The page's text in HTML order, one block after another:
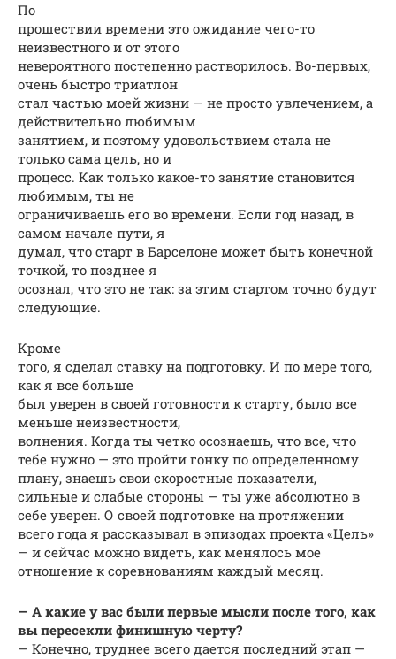
По
прошествии времени это ожидание чего-то
неизвестного и от этого
невероятного постепенно растворилось. Во-первых,
очень быстро триатлон
стал частью моей жизни — не просто увлечением, а
действительно любимым
занятием, и поэтому удовольствием стала не
только сама цель, но и
процесс. Как только какое-то занятие становится
любимым, ты не
ограничиваешь его во времени. Если год назад, в
самом начале пути, я
думал, что старт в Барселоне может быть конечной
точкой, то позднее я
осознал, что это не так: за этим стартом точно будут
следующие.
Кроме
того, я сделал ставку на подготовку. И по мере того,
как я все больше
был уверен в своей готовности к старту, было все
меньше неизвестности,
волнения. Когда ты четко осознаешь, что все, что
тебе нужно — это пройти гонку по определенному
плану, знаешь свои скоростные показатели,
сильные и слабые стороны — ты уже абсолютно в
себе уверен. О своей подготовке на протяжении
всего года я рассказывал в эпизодах проекта «Цель»
— и сейчас можно видеть, как менялось мое
отношение к соревнованиям каждый месяц.
— А какие у вас были первые мысли после того, как
вы пересекли финишную черту?
— Конечно, труднее всего дается последний этап —